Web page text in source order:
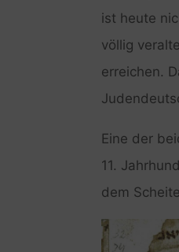
ist heute
völlig
erreichen.
Eine der
11.
dem